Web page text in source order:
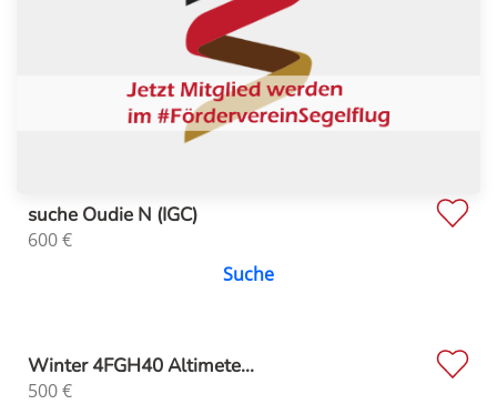
suche Oudie N (IGC)
600€
Suche
Winter 4FGH40 Altimete...
500€